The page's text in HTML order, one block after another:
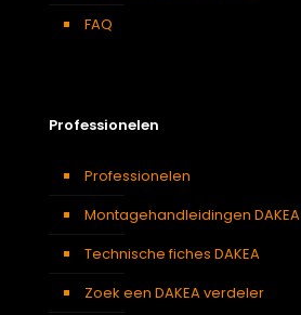
FAQ
Professionelen
Professionelen
Montagehandleidingen DAKEA
Technische fiches DAKEA
Zoek een DAKEA verdeler